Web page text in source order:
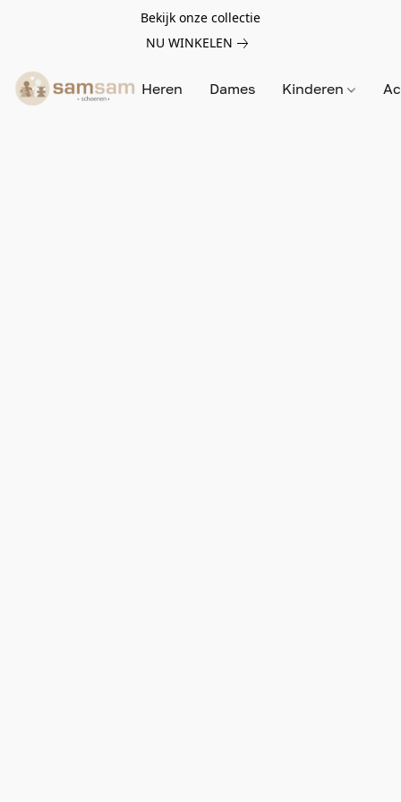
Bekijk onze collectie
NU WINKELEN
Heren Dames Kinderen